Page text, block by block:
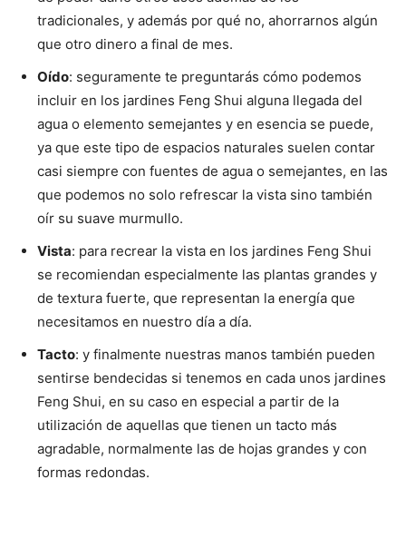
tradicionales, y además por qué no, ahorrarnos algún
que otro dinero a final de mes.
Oído: seguramente te preguntarás cómo podemos
incluir en los jardines Feng Shui alguna llegada del
agua o elemento semejantes y en esencia se puede,
ya que este tipo de espacios naturales suelen contar
casi siempre con fuentes de agua o semejantes, en las
que podemos no solo refrescar la vista sino también
oír su suave murmullo.
Vista: para recrear la vista en los jardines Feng Shui
se recomiendan especialmente las plantas grandes y
de textura fuerte, que representan la energía que
necesitamos en nuestro día a día.
Tacto: y finalmente nuestras manos también pueden
sentirse bendecidas si tenemos en cada unos jardines
Feng Shui, en su caso en especial a partir de la
utilización de aquellas que tienen un tacto más
agradable, normalmente las de hojas grandes y con
formas redondas.